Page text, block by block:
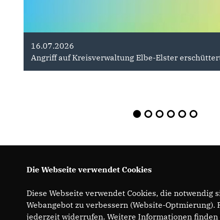
16.07.2026
Angriff auf Kreisverwaltung Elbe-Elster
Ein Angriff auf unsere Freiheit "
Die Webseite verwendet Cookies
Diese Webseite verwendet Cookies, die
Webangebot zu verbessern (Website-
jederzeit widerrufen. Weitere Informationen finden